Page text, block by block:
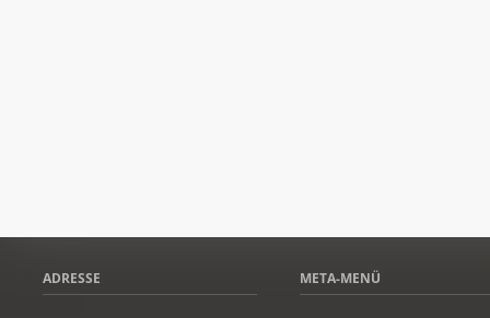
ADRESSE META-MENÜ